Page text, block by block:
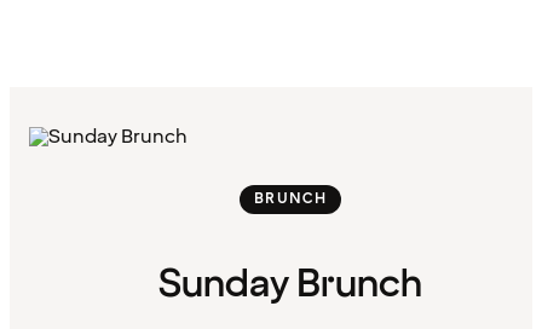
BRUNCH
Sunday Brunch